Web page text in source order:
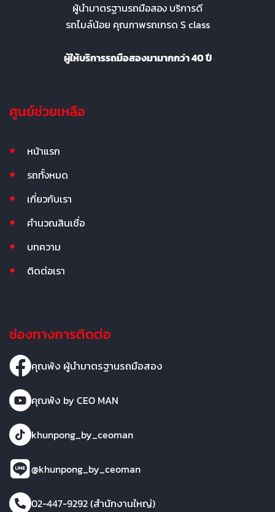
ผู้นำมาตรฐานรถมือสอง บริการดี
รถไมล์น้อย คุณภาพรถเกรด S class
ผู้ให้บริการรถมือสองมามากกว่า 40 ปี
ศูนย์ช่วยเหลือ
หน้าแรก
รถทั้งหมด
เกี่ยวกับเรา
คำนวณสินเชื่อ
บทความ
ติดต่อเรา
ช่องทางการติดต่อ
คุณพ้ง ผู้นำมาตรฐานรถมือสอง
คุณพ้ง by CEO MAN
khunpong_by_ceoman
@khunpong_by_ceoman
02-447-9292 (สำนักงานใหญ่)